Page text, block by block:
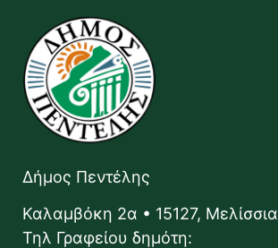
Δήμος Πεντέλης
Καλαμβόκη 2α • 15127, Μελίσσια
Τηλ Γραφείου δημότη: